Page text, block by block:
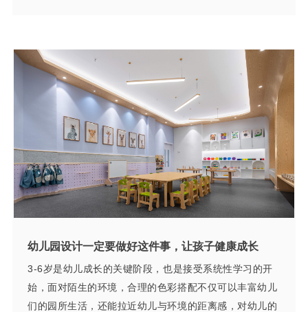
幼儿园设计一定要做好这件事，让孩子健康成长
3-6岁是幼儿成长的关键阶段，也是接受系统性学习的开
始，面对陌生的环境，合理的色彩搭配不仅可以丰富幼儿
们的园所生活，还能拉近幼儿与环境的距离感，对幼儿的